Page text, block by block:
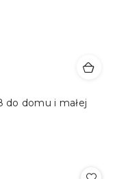
do domu i małej